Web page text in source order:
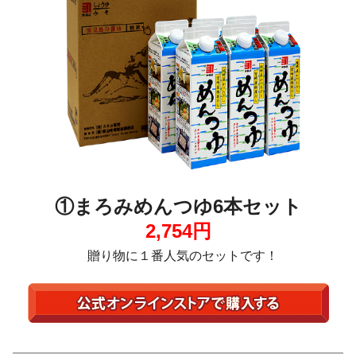
①まろみめんつゆ6本セット
2,754円
贈り物に１番人気のセットです！